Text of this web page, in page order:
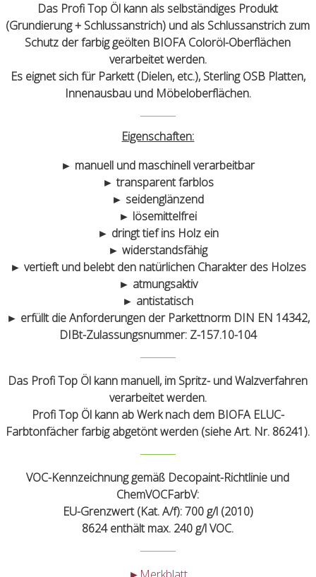
Das Profi Top Öl kann als selbständiges Produkt
(Grundierung + Schlussanstrich) und als Schlussanstrich zum
Schutz der farbig geölten BIOFA Coloröl-Oberflächen
verarbeitet werden.
Es eignet sich für Parkett (Dielen, etc.), Sterling OSB Platten,
Innenausbau und Möbeloberflächen.
Eigenschaften:
► manuell und maschinell verarbeitbar
► transparent farblos
► seidenglänzend
► lösemittelfrei
► dringt tief ins Holz ein
► widerstandsfähig
► vertieft und belebt den natürlichen Charakter des Holzes
► atmungsaktiv
► antistatisch
► erfüllt die Anforderungen der Parkettnorm DIN EN 14342,
DIBt-Zulassungsnummer: Z-157.10-104
Das Profi Top Öl kann manuell, im Spritz- und Walzverfahren
verarbeitet werden.
Profi Top Öl kann ab Werk nach dem BIOFA ELUC-
Farbtonfächer farbig abgetönt werden (siehe Art. Nr. 86241).
VOC-Kennzeichnung gemäß Decopaint-Richtlinie und
ChemVOCFarbV:
EU-Grenzwert (Kat. A/f): 700 g/l (2010)
8624 enthält max. 240 g/l VOC.